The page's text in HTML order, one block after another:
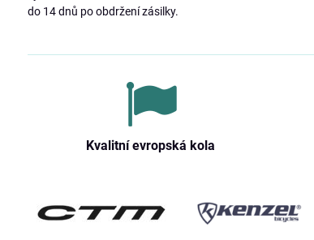
do 14 dnů po obdržení zásilky.
Kvalitní evropská kola